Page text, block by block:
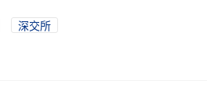
深交所